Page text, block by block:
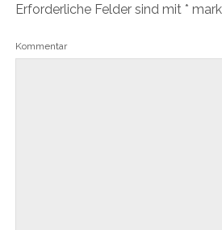
Erforderliche Felder sind mit *
Kommentar